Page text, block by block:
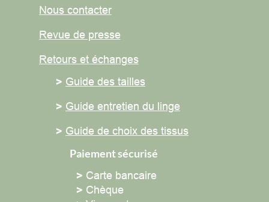
Nous contacter
Revue de presse
Retours etéchanges
> Guide des tailles
> Guide entretien du linge
> Guide de choix des tissus
Paiement sécurisé
> Carte bancaire
> Chèque